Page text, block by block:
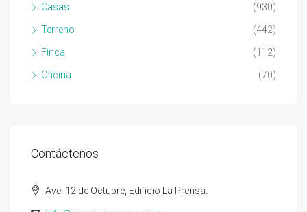
Casas (930)
Terreno (442)
Finca (112)
Oficina (70)
Contáctenos
Ave. 12 de Octubre, Edificio La Prensa.